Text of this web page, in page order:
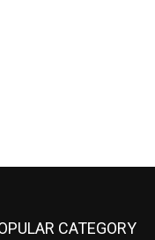
CATEGORY